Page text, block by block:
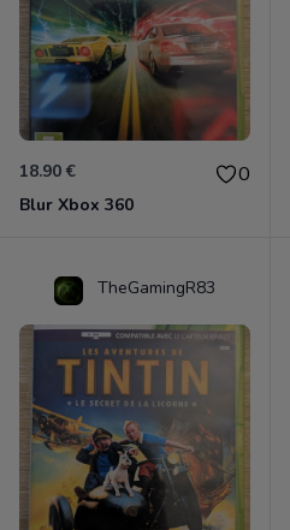
18.90 € 0
Blur Xbox 360
TheGamingR83